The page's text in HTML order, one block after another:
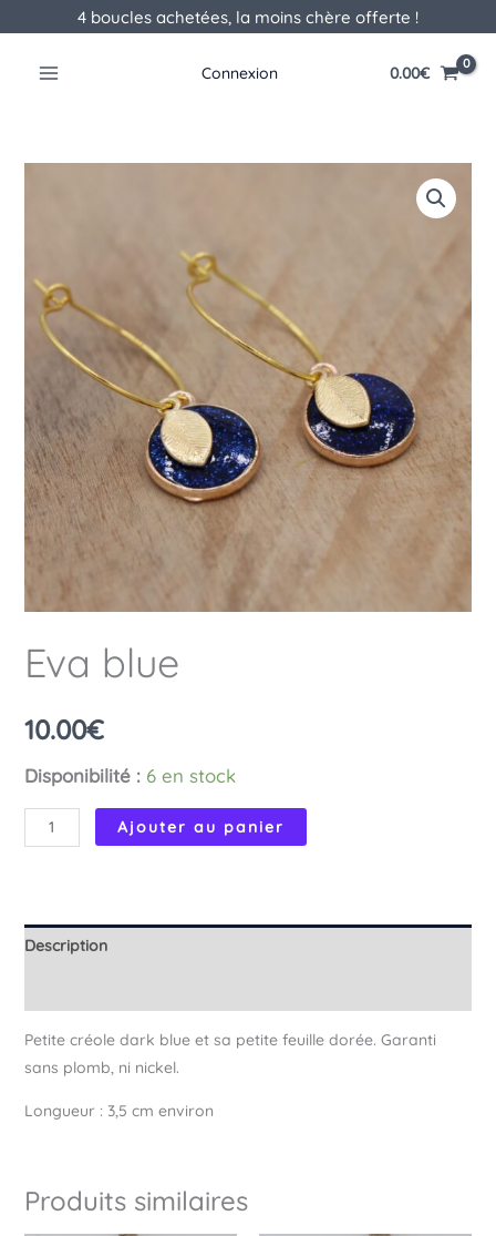
au
contenu
4 boucles achetées, la moins chère offerte !
Connexion 0.00€
Eva blue
10.00€
Disponibilité : 6 en stock
quantité
de
Ajouter au panier
Description
Petite créole dark blue et sa petite feuille dorée. Garanti
sans plomb, ni nickel.
Longueur : 3,5 cm environ
Produits similaires